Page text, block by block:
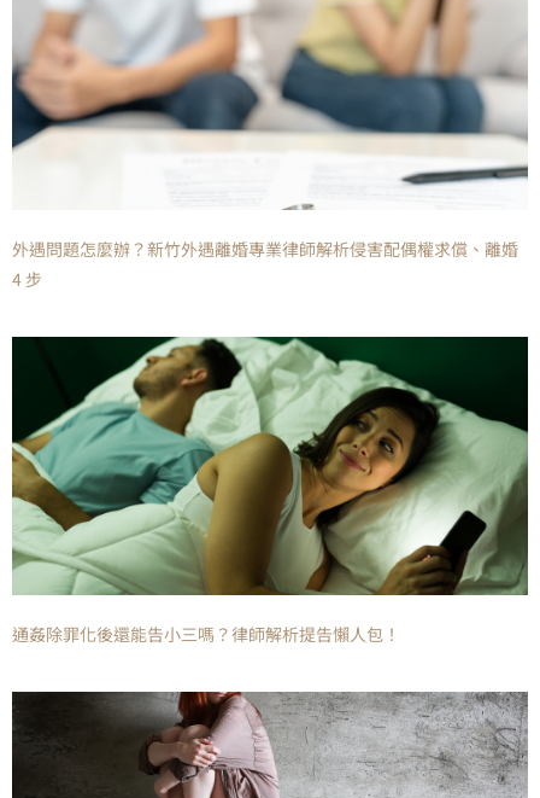
外遇問題怎麼辦？新竹外遇離婚專業律師解析侵害配偶權求償、離婚
4 步
通姦除罪化後還能告小三嗎？律師解析提告懶人包！